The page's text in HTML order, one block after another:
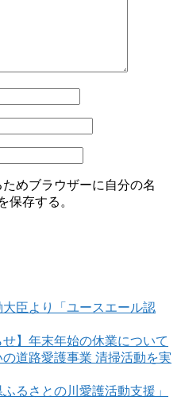
めブラウザーに自分の名
保存する。
大臣より「ユースエール認
せ】年末年始の休業について
道路愛護事業 清掃活動を実
ふるさとの川愛護活動支援」